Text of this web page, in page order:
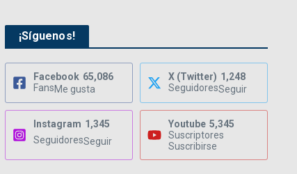
¡Síguenos!
Facebook 65,086
FansMe gusta
X (Twitter) 1,248
SeguidoresSeguir
Instagram 1,345
SeguidoresSeguir
Youtube 5,345
Suscriptores
Suscribirse